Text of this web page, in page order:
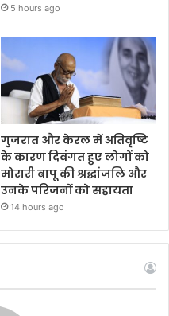
5 hours ago
गुजरात और केरल में अतिवृष्टि
के कारण दिवंगत हुए लोगों को
मोरारी बापू की श्रद्धांजलि और
उनके परिजनों को सहायता
14 hours ago